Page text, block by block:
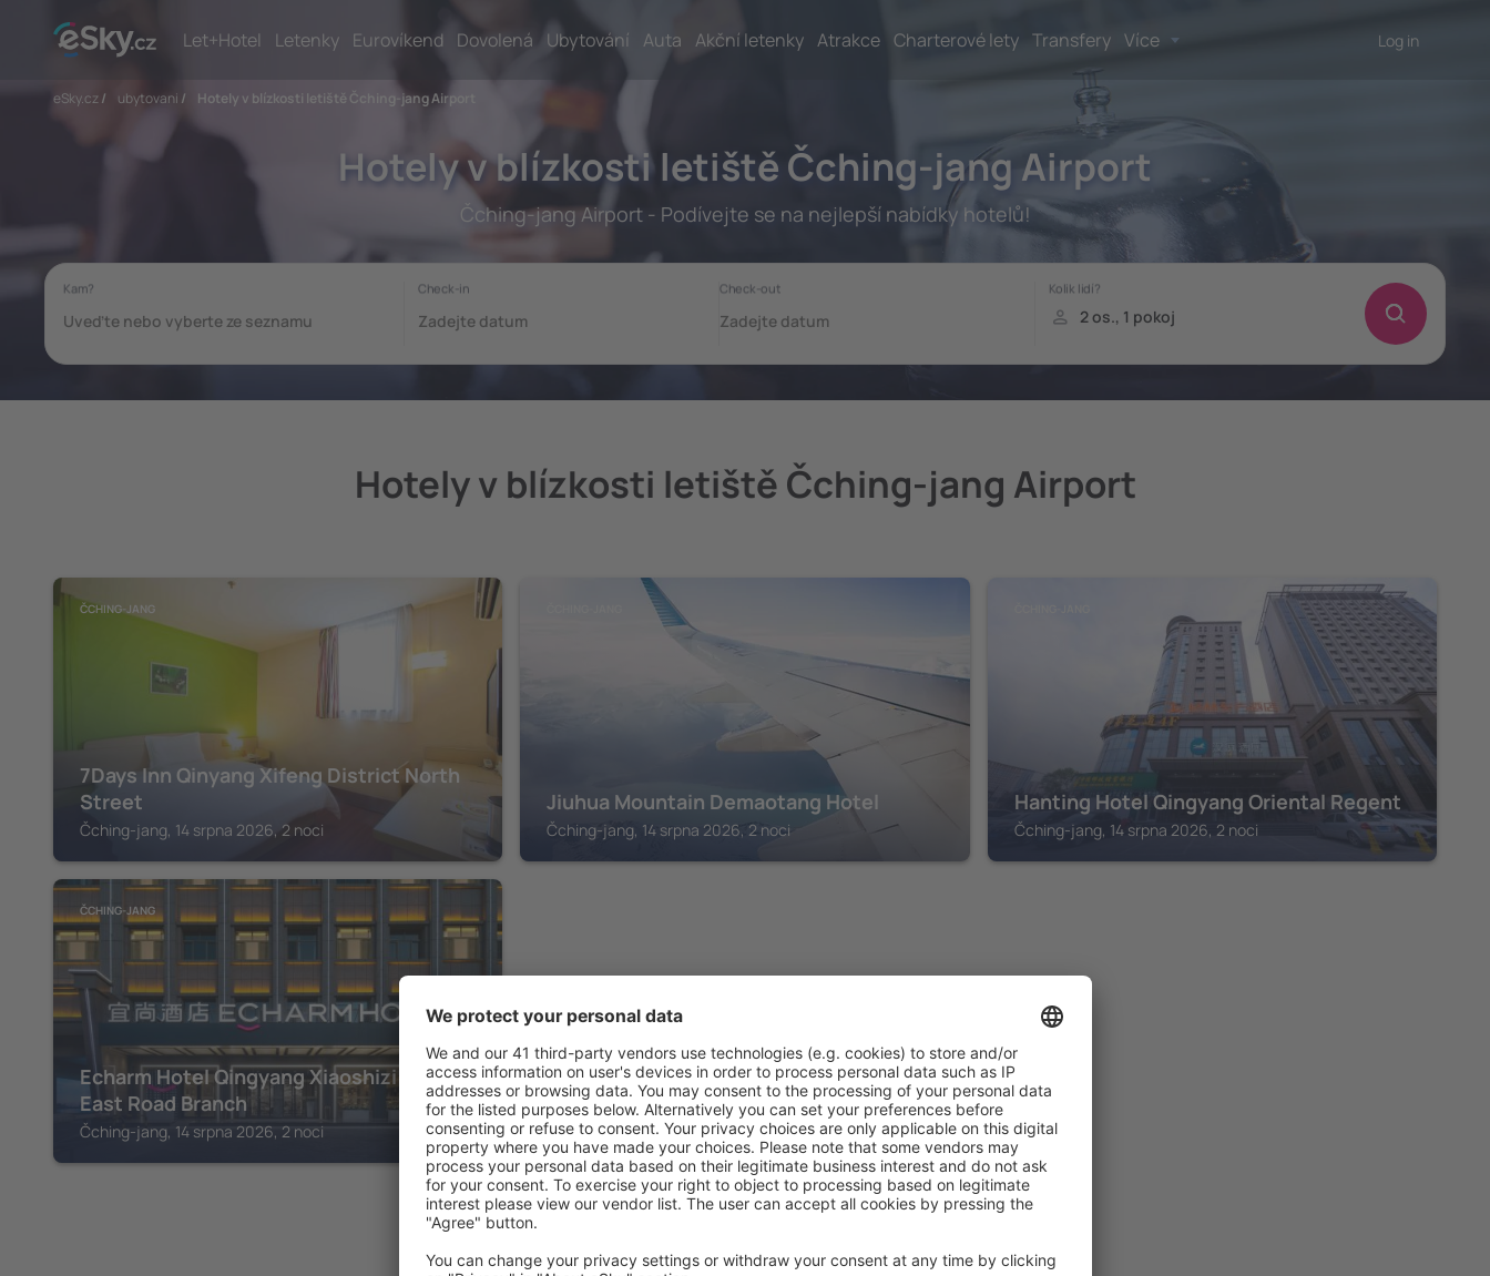
Let+Hotel Letenky Eurovíkend Dovolená Ubytování Auta Akční letenky Atrakce Charterové lety Transfery Více Log in
eSky.cz/ ubytovani / Hotely v blízkosti letiště Čching-jang Airport
Hotely v blízkosti letiště Čching-jang Airport
Čching-jang Airport - Podívejte se na nejlepší nabídky hotelů!
Hotely v blízkosti letiště Čching-jang Airport
ČCHING-JANG
7Days Inn Qinyang Xifeng District North
Street
Čching-jang, 14 srpna 2026, 2 noci
Jiuhua Mountain Demaotang Hotel
Čching-jang, 14 srpna 2026, 2 noci
Hanting Hotel Qingyang Oriental Regent
Čching-jang, 14 srpna 2026, 2 noci
ČCHING-JANG
Echarm Hotel Qingyang Xiaoshizi Jiefang
East Road Branch
Čching-jang, 14 srpna 2026, 2 noci
Zobrazit další nabídky